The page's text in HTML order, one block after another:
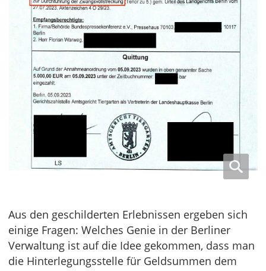
Aus den geschilderten Erlebnissen ergeben sich
einige Fragen: Welches Genie in der Berliner
Verwaltung ist auf die Idee gekommen, dass man
die Hinterlegungsstelle für Geldsummen dem